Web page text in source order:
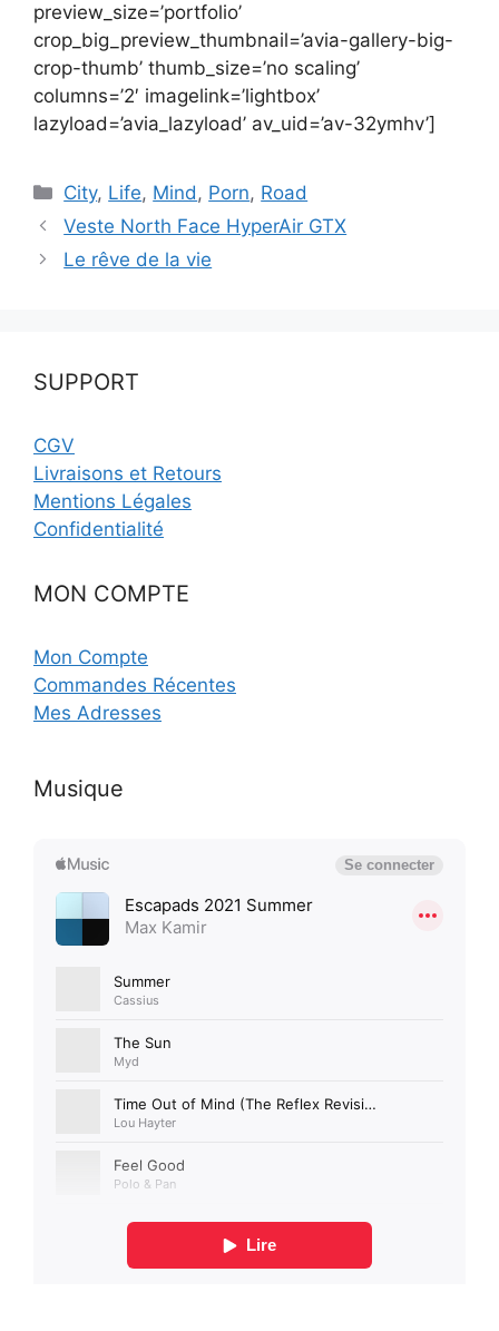
preview_size=’portfolio’
crop_big_preview_thumbnail=’avia-gallery-big-
crop-thumb’ thumb_size=’no scaling’
columns=’2′ imagelink=’lightbox’
lazyload=’avia_lazyload’ av_uid=’av-32ymhv’]
Catégories
City, Life, Mind, Porn, Road
Veste North Face HyperAir GTX
Le rêve de la vie
SUPPORT
CGV
Livraisons et Retours
Mentions Légales
Confidentialité
MON COMPTE
Mon Compte
Commandes Récentes
Mes Adresses
Musique